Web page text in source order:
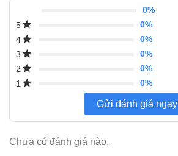
0%
5
0%
4
0%
3
0%
2
0%
1
0%
Gửi đánh giá ngay
Chưa có đánh giá nào.